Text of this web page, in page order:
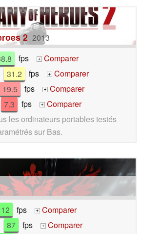
2 2013
fps +
Comparer
31.2 fps +
Comparer
19.5 fps +
Comparer
7.3 fps +
Comparer
les ordinateurs portables testés
sur Bas.
fps +
Comparer
87 fps + Comparer